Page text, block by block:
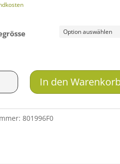
338
In den
801996F0